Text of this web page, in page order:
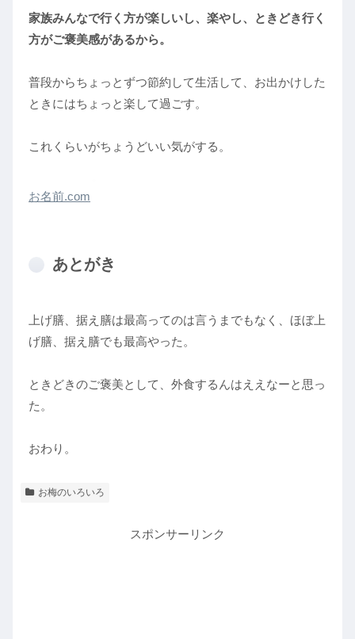
家族みんなで行く方が楽しいし、楽やし、ときどき行く
方がご褒美感があるから。
普段からちょっとずつ節約して生活して、お出かけした
ときにはちょっと楽して過ごす。
これくらいがちょうどいい気がする。
お名前.com
あとがき
上げ膳、据え膳は最高ってのは言うまでもなく、ほぼ上
げ膳、据え膳でも最高やった。
ときどきのご褒美として、外食するんはええなーと思っ
た。
おわり。
お梅のいろいろ
スポンサーリンク